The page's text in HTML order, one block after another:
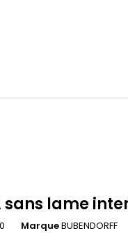
sans lame
MarqueBUBENDORFF